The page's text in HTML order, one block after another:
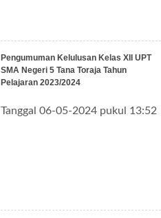
Pengumuman Kelulusan Kelas XII UPT
SMA Negeri 5 Tana Toraja Tahun
Pelajaran 2023/2024
Tanggal 06-05-2024 pukul 13:52